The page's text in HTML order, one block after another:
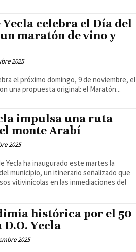
celebra el Día del
maratón de vino y
2025
el próximo domingo, 9 de noviembre, el
una propuesta original: el Maratón...
impulsa una ruta
monte Arabí
2025
Yecla ha inaugurado este martes la
municipio, un itinerario señalizado que
vitivinícolas en las inmediaciones del
histórica por el 50
Yecla
2025